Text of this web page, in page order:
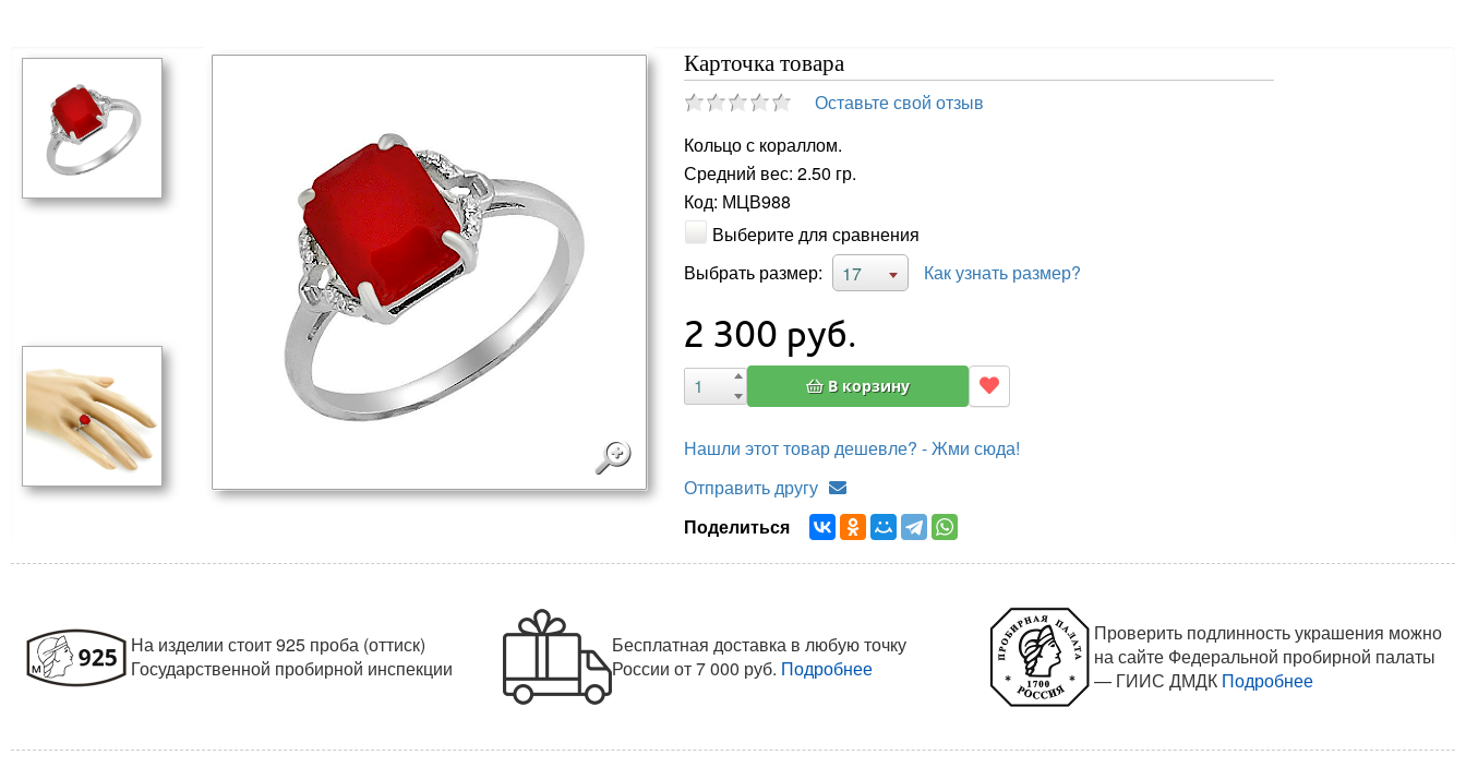
Карточка товара
Оставьте свой отзыв
Кольцо с кораллом.
Средний вес: 2.50 гр.
Код: МЦВ988
Выберите для сравнения
Выбрать размер:
17 Как узнать размер?
2 300 руб.
В корзину
Нашли этот товар дешевле? - Жми сюда!
Отправить другу
Поделиться
На изделии стоит 925 проба (оттиск)
Государственной пробирной инспекции
Бесплатная доставка в любую точку
Россииот 7 000 руб. Подробнее
Проверить подлинность украшения можно
на сайте Федеральной пробирной палаты
— ГИИС ДМДК Подробнее